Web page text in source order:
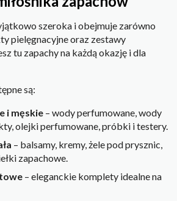
szeroka i obejmuje zarówno
pielęgnacyjne oraz zestawy
tu zapachy na każdą okazję i dla
są:
i męskie – wody perfumowane, wody
olejki perfumowane, próbki i testery.
– balsamy, kremy, żele pod prysznic,
zapachowe.
– eleganckie komplety idealne na